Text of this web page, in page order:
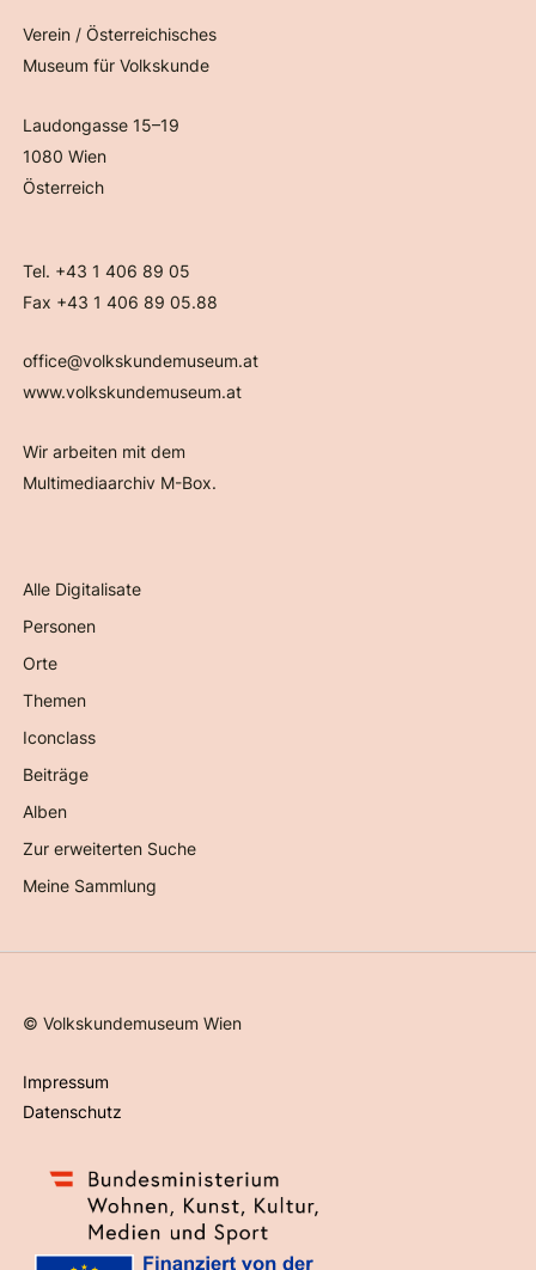
Verein / Österreichisches
Museum für Volkskunde
Laudongasse 15–19
1080 Wien
Österreich
Tel. +43 1 406 89 05
Fax +43 1 406 89 05.88
office@volkskundemuseum.at
www.volkskundemuseum.at
Wir arbeiten mit dem
Multimediaarchiv M-Box.
Alle Digitalisate
Personen
Orte
Themen
Iconclass
Beiträge
Alben
Zur erweiterten Suche
Meine Sammlung
©Volkskundemuseum Wien
Impressum
Datenschutz